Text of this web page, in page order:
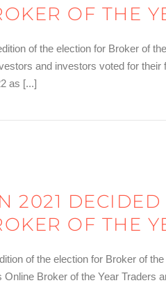
OF THE
of the election for Broker of
and investors voted for
as [...]
2021
OF THE
of the election for Broker of
Broker of the Year